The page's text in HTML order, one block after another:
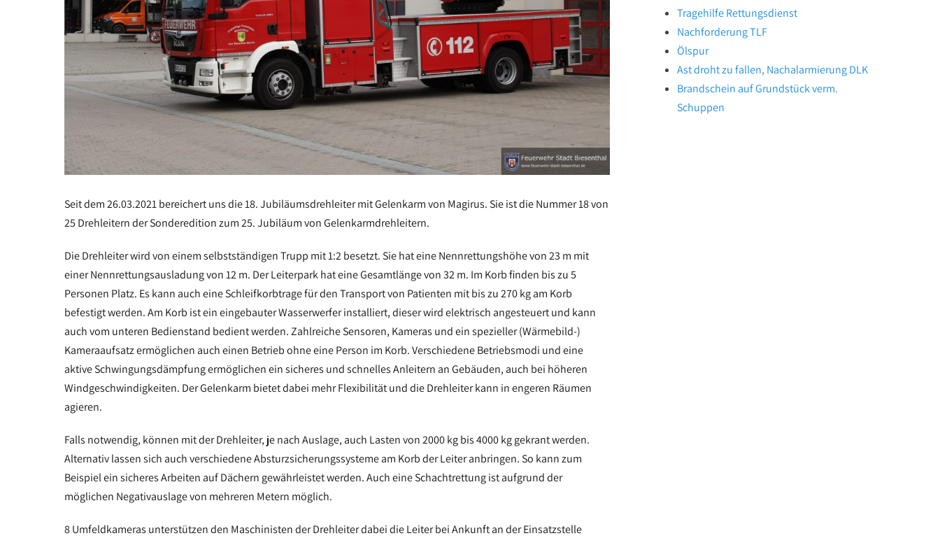
Seit dem 26.03.2021 bereichert uns die 18. Jubiläumsdrehleiter mit Gelenkarm von Magirus. Sie ist dieNummer 18von
25 Drehleitern der Sonderedition zum 25. Jubiläum von Gelenkarmdrehleitern.
Die Drehleiter wird von einem selbstständigen Trupp mit1:2besetzt. Sie hat eine Nennrettungshöhe von 23 m mit
einer Nennrettungsausladung von 12 m. Der Leiterpark hat eine Gesamtlänge von 32 m. Im Korb finden bis zu 5
Personen Platz. Es kann auch eine Schleifkorbtrage für den Transport von Patienten mitbis zu 270 kg am Korb
befestigt werden. Am Korb ist ein eingebauter Wasserwerfer installiert, dieser wird elektrisch angesteuert und kann
auch vom unteren Bedienstand bedient werden. Zahlreiche Sensoren, Kameras und ein spezieller (Wärmebild-)
Kameraaufsatz ermöglichen auch einen Betrieb ohne eine Person im Korb. Verschiedene Betriebsmodi und eine
aktive Schwingungsdämpfung ermöglichen ein sicheres und schnelles Anleitern an Gebäuden, auch bei höheren
Windgeschwindigkeiten. Der Gelenkarm bietet dabei mehr Flexibilität und die Drehleiter kann in engeren Räumen
agieren.
Falls notwendig, können mit der Drehleiter, je nach Auslage, auch Lasten von 2000 kg bis 4000 kg gekrant werden.
Alternativ lassen sich auch verschiedene Absturzsicherungssysteme am Korb der Leiter anbringen. So kann zum
Beispiel ein sicheres Arbeiten auf Dächern gewährleistet werden. Auch eine Schachtrettung ist aufgrund der
möglichen Negativauslage von mehreren Metern möglich.
8 Umfeldkameras unterstützen den Maschinisten der Drehleiter dabei die Leiter bei Ankunft an der Einsatzstelle
Tragehilfe Rettungsdienst
Nachforderung TLF
Ölspur
Ast droht zu fallen, Nachalarmierung DLK
Brandschein auf Grundstück verm.
Schuppen